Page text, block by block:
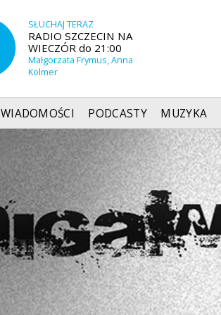
SŁUCHAJ TERAZ
RADIO SZCZECIN NA
WIECZÓR do 21:00
Małgorzata Frymus, Anna
Kolmer
WIADOMOŚCI PODCASTY MUZYKA